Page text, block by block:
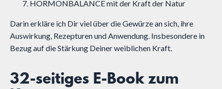
HORMONBALANCE mit der Kraft der Natur
Darin erkläre ich Dir viel über die Gewürze an sich, ihre
Auswirkung, Rezepturen und Anwendung. Insbesondere in
Bezug auf die Stärkung Deiner weiblichen Kraft.
32-seitiges E-Book zum